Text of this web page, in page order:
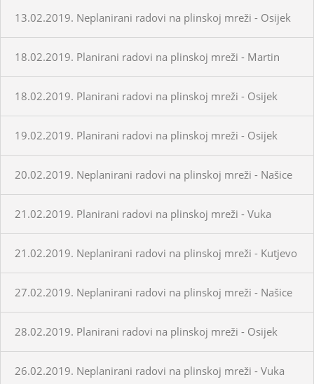
13.02.2019. Neplanirani radovi na plinskoj mreži - Osijek
18.02.2019. Planirani radovi na plinskoj mreži - Martin
18.02.2019. Planirani radovi na plinskoj mreži - Osijek
19.02.2019. Planirani radovi na plinskoj mreži - Osijek
20.02.2019. Neplanirani radovi na plinskoj mreži - Našice
21.02.2019. Planirani radovi na plinskoj mreži - Vuka
21.02.2019. Neplanirani radovi na plinskoj mreži - Kutjevo
27.02.2019. Neplanirani radovi na plinskoj mreži - Našice
28.02.2019. Planirani radovi na plinskoj mreži - Osijek
26.02.2019. Neplanirani radovi na plinskoj mreži - Vuka